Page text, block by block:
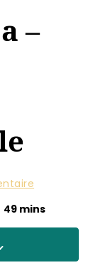
–
49 mins